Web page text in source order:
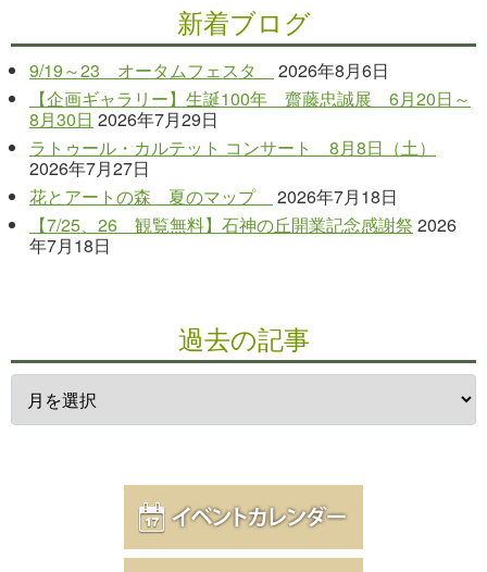
新着ブログ
9/19～23 オータムフェスタ
2026年8月6日
【企画ギャラリー】生誕100年 齋藤忠誠展 6月20日～
8月30日 2026年7月29日
ラトゥール・カルテット コンサート 8月8日（土）
2026年7月27日
花とアートの森 夏のマップ
2026年7月18日
【7/25、26 観覧無料】石神の丘開業記念感謝祭 2026
年7月18日
過去の記事